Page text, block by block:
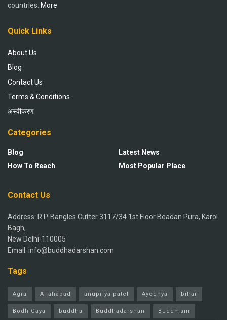
countries. More
Quick Links
About Us
Blog
Contact Us
Terms & Conditions
अस्वीकरण
Categories
Blog
How To Reach
Latest News
Most Popular Place
Contact Us
Address: R.P. Bangles Cutter 3117/34 1st Floor Beadan Pura, Karol
Bagh,
New Delhi-110005
Email: info@buddhadarshan.com
Tags
Agra Allahabad anupriya patel Ayodhya bihar
Bodh Gaya buddha Buddhadarshan Buddhism